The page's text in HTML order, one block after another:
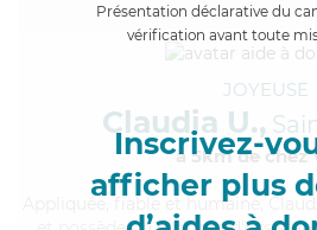
Présentation déclarative du
vérification avant toute
Inscrivez-
afficher plus
JOYEUSE
Claudia U.,
à 5km de chez
, fiable et humaine,